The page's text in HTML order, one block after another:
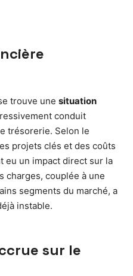
trouve une situation
conduit
trésorerie. Selon le
projets clés et des coûts
eu un impact direct sur la
charges, couplée à une
segments du marché, a
instable.
sur le